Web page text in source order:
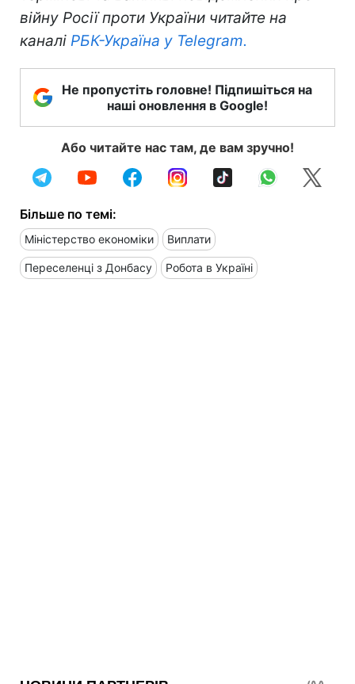
війну Росії проти України читайте на
каналі РБК-Україна у Telegram.
Не пропустіть головне! Підпишіться на
наші оновлення в Google!
Або читайте нас там, де вам зручно!
Більше по темі:
Міністерство економіки Виплати
Переселенці з Донбасу Робота в Україні